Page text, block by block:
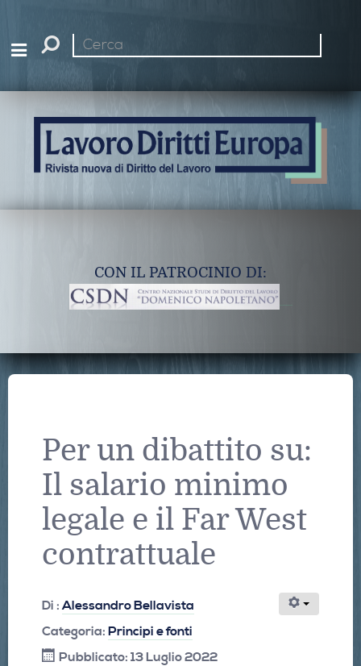
Cerca
CON IL PATROCINIO DI:
Per un dibattito su:
Il salario minimo
legale e il Far West
contrattuale
Di :Alessandro Bellavista
Categoria: Principi e fonti
Pubblicato: 13 Luglio 2022